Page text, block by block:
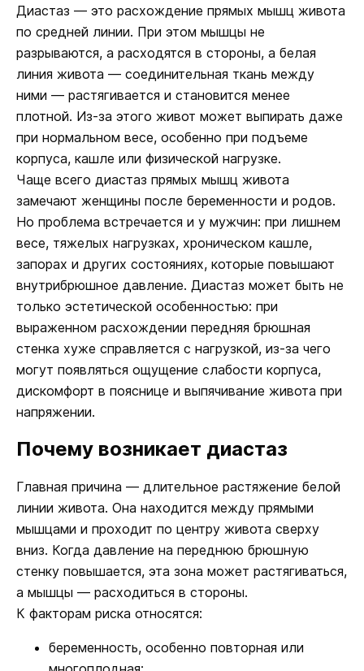
Диастаз — это расхождение прямых мышц живота
по средней линии. При этом мышцы не
разрываются, а расходятся в стороны, а белая
линия живота — соединительная ткань между
ними — растягивается и становится менее
плотной. Из-за этого живот может выпирать даже
при нормальном весе, особенно при подъеме
корпуса, кашле или физической нагрузке.
Чаще всего диастаз прямых мышц живота
замечают женщины после беременности и родов.
Но проблема встречается и у мужчин: при лишнем
весе, тяжелых нагрузках, хроническом кашле,
запорах и других состояниях, которые повышают
внутрибрюшное давление. Диастаз может быть не
только эстетической особенностью: при
выраженном расхождении передняя брюшная
стенка хуже справляется с нагрузкой, из-за чего
могут появляться ощущение слабости корпуса,
дискомфорт в пояснице и выпячивание живота при
напряжении.
Почему возникает диастаз
Главная причина — длительное растяжение белой
линии живота. Она находится между прямыми
мышцами и проходит по центру живота сверху
вниз. Когда давление на переднюю брюшную
стенку повышается, эта зона может растягиваться,
а мышцы — расходиться в стороны.
К факторам риска относятся:
беременность, особенно повторная или